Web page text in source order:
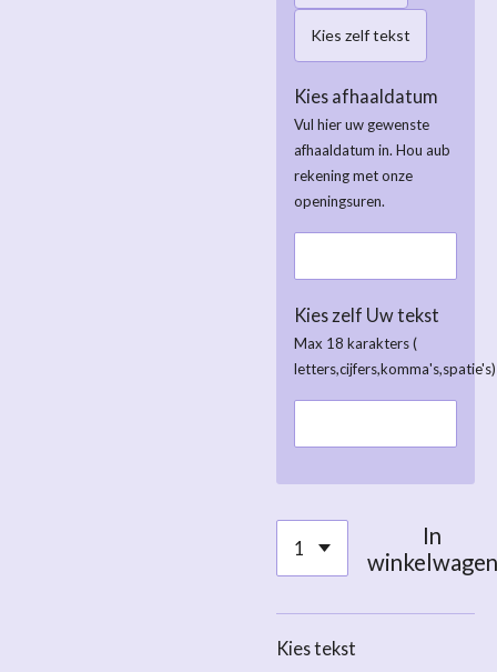
Kies zelf tekst
Kies afhaaldatum
Vul hier uw gewenste
afhaaldatum in. Hou aub
rekening met onze
openingsuren.
Kies zelf Uw tekst
Max 18 karakters (
letters,cijfers,komma's,spatie's)
In
winkelwagen
Kies tekst